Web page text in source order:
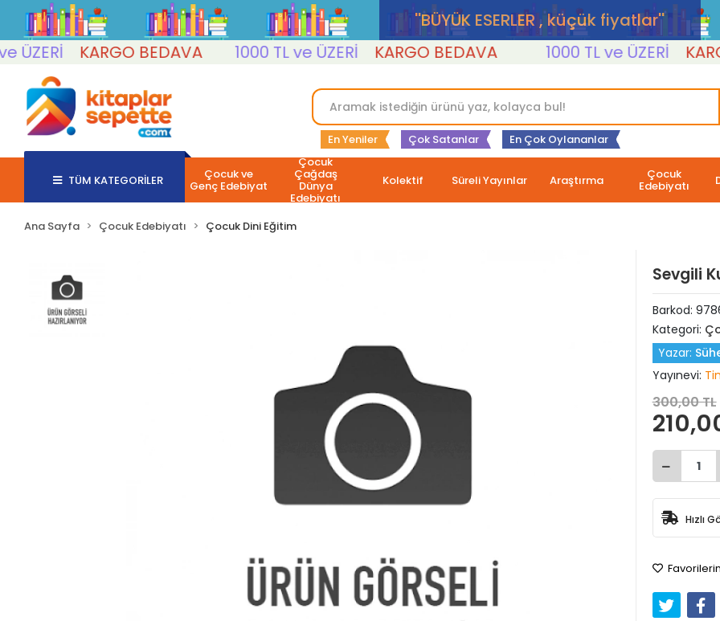
''BÜYÜK ESERLER , küçük fiyatlar''
KARGO BEDAVA 1000 TL ve ÜZERİ KARGO BEDAVA 1000 TL ve ÜZERİ KARGO
En Yeniler Çok Satanlar En Çok Oylananlar
TÜM KATEGORİLER Çocuk ve
Genç Edebiyat
Çocuk
Çağdaş
Dünya
Edebiyatı
Kolektif Süreli Yayınlar Araştırma Çocuk
Edebiyatı
Ana Sayfa Çocuk Edebiyatı Çocuk Dini Eğitim
Sevgili
Barkod:
Kategori:
Yazar:
Yayınevi:
300,00 TL
Hızlı